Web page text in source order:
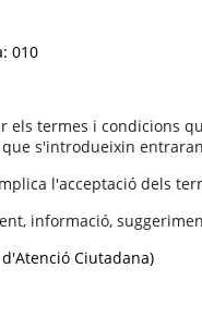
010
els termes i condicions
s'introdueixin
l'acceptació dels
informació,
Ciutadana)